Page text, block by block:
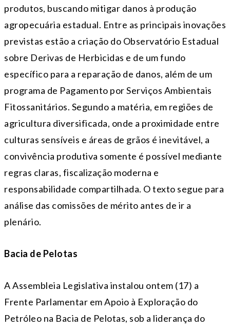
produtos, buscando mitigar danos à produção
agropecuária estadual. Entre as principais inovações
previstas estão a criação do Observatório Estadual
sobre Derivas de Herbicidas e de um fundo
específico para a reparação de danos, além de um
programa de Pagamento por Serviços Ambientais
Fitossanitários. Segundo a matéria, em regiões de
agricultura diversificada, onde a proximidade entre
culturas sensíveis e áreas de grãos é inevitável, a
convivência produtiva somente é possível mediante
regras claras, fiscalização moderna e
responsabilidade compartilhada. O texto segue para
análise das comissões de mérito antes de ir a
plenário.
Bacia de Pelotas
A Assembleia Legislativa instalou ontem (17) a
Frente Parlamentar em Apoio à Exploração do
Petróleo na Bacia de Pelotas, sob a liderança do